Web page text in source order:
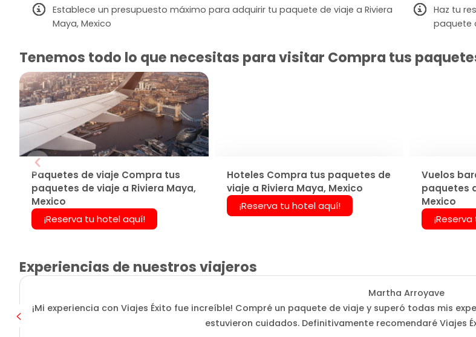
Establece un presupuesto máximo para adquirir tu paquete de viaje a Riviera
Maya, Mexico
Haz tu
paquete
Tenemos todo lo que necesitas para visitar Compra tus
Paquetes de viaje Compra tus
paquetes de viaje a Riviera Maya,
Mexico
¡Reserva tu hotel aquí!
Hoteles Compra tus paquetes de
viaje a Riviera Maya, Mexico
¡Reserva tu hotel aquí!
Vuelos
paquetes
Mexico
Experiencias de nuestros viajeros
Martha Arroyave
¡Mi experiencia con Viajes Éxito fue increíble! Compré un paquete de viaje y superó todas mis
estuvieron cuidados. Definitivamente recomendaré Viajes